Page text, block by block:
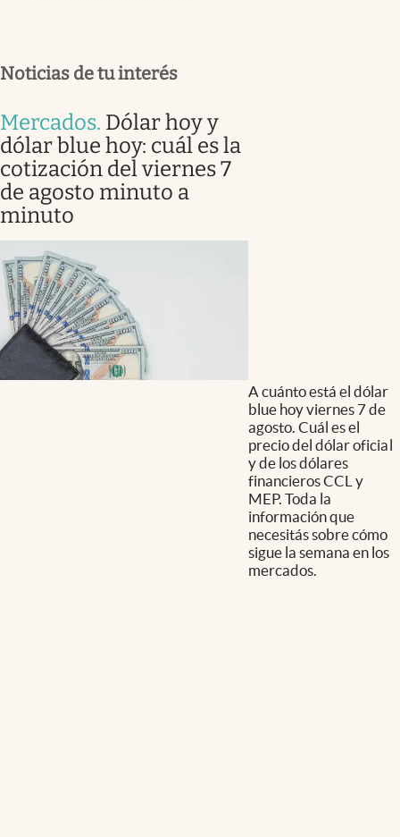
Noticias de tu interés
Mercados. Dólar hoy y
dólar blue hoy: cuál es la
cotización del viernes 7
de agosto minuto a
minuto
A cuánto está el dólar
blue hoy viernes 7 de
agosto. Cuál es el
precio del dólar oficial
y de los dólares
financieros CCL y
MEP. Toda la
información que
necesitás sobre cómo
sigue la semana en los
mercados.